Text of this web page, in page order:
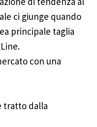
ci giunge quando
principale taglia
con una
tratto dalla